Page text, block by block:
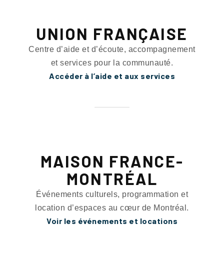
UNION FRANÇAISE
Centre d’aide et d’écoute, accompagnement
et services pour la communauté.
Accéder à l’aide et aux services
MAISON FRANCE-
MONTRÉAL
Événements culturels, programmation et
location d’espaces au cœur de Montréal.
Voir les événements et locations